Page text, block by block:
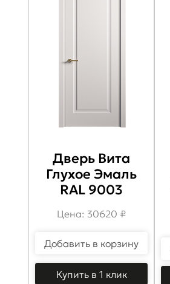
Дверь Вита
Глухое Эмаль
RAL 9003
Цена: 30620 ₽
Добавить в корзину
Купить в 1 клик